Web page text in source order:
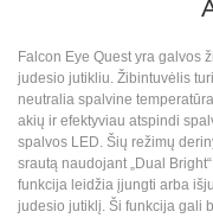
Falcon Eye Quest yra galvos
judesio jutikliu. Žibintuvėlis
neutralia spalvine
akių ir efektyviau atspindi
spalvos LED. Šių režimų
srautą naudojant „Dual
funkcija leidžia įjungti arba
judesio jutiklį. Ši funkcija gali